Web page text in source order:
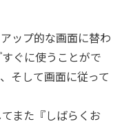
ップ的な画面に替わ
ぐに使うことがで
そして画面に従って
また『しばらくお